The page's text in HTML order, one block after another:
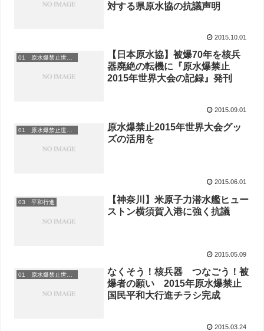
対する県原水協の抗議声明
2015.10.01
01 原水爆禁止世界大会
【日本原水協】被爆70年を核兵
器廃絶の転機に『原水爆禁止
2015年世界大会の記録』発刊
2015.09.01
01 原水爆禁止世界大会
原水爆禁止2015年世界大会グッ
ズの活用を
2015.06.01
03 平和行進
【神奈川】米原子力潜水艦ヒュー
ストン横須賀入港に強く抗議
2015.05.09
01 原水爆禁止世界大会
なくそう！核兵器 つなごう！被
爆者の願い 2015年原水爆禁止
国民平和大行進チラシ完成
2015.03.24